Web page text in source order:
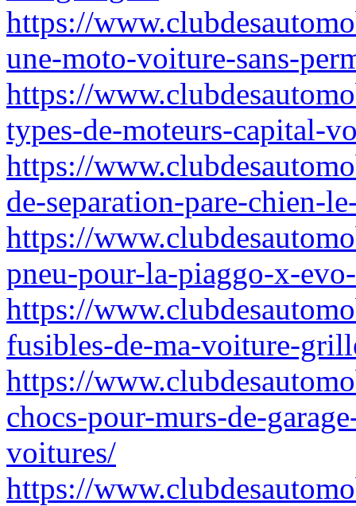
https://
une-moto-voiture-sans-
https://
types-de-moteurs-capital-
https://
de-separation-pare-chien-
https://
pneu-pour-la-piaggo-x-
https://
fusibles-de-ma-voiture-
https://
chocs-pour-murs-de-
voitures/
https://